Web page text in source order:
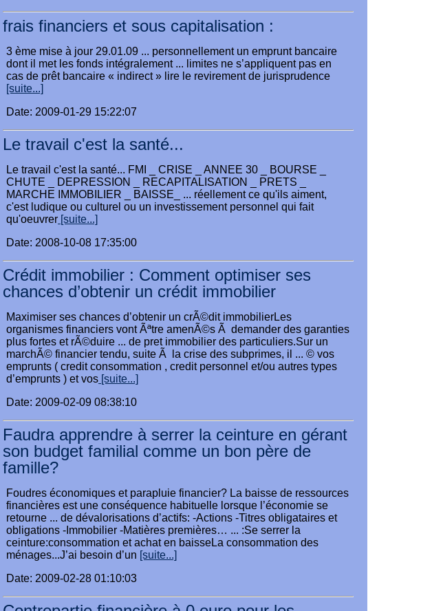
frais financiers et sous capitalisation :
3 ème mise à jour 29.01.09 ... personnellement un emprunt bancaire
dont il met les fonds intégralement ... limites ne s’appliquent pas en
cas de prêt bancaire « indirect » lire le revirement de jurisprudence
[suite...]
Date: 2009-01-29 15:22:07
Le travail c'est la santé...
Le travail c'est la santé... FMI _ CRISE _ ANNEE 30 _ BOURSE _
CHUTE _ DEPRESSION _ RECAPITALISATION _ PRETS _
MARCHE IMMOBILIER _ BAISSE_ ... réellement ce qu'ils aiment,
c'est ludique ou culturel ou un investissement personnel qui fait
qu'oeuvrer [suite...]
Date: 2008-10-08 17:35:00
Crédit immobilier : Comment optimiser ses
chances d’obtenir un crédit immobilier
Maximiser ses chances d’obtenir un crÃ©dit immobilierLes
organismes financiers vont Ãªtre amenÃ©s Ã demander des garanties
plus fortes et rÃ©duire ... de pret immobilier des particuliers.Sur un
marchÃ© financier tendu, suite Ã la crise des subprimes, il ... © vos
emprunts ( credit consommation , credit personnel et/ou autres types
d’emprunts ) et vos [suite...]
Date: 2009-02-09 08:38:10
Faudra apprendre à serrer la ceinture en gérant
son budget familial comme un bon père de
famille?
Foudres économiques et parapluie financier? La baisse de ressources
financières est une conséquence habituelle lorsque l’économie se
retourne ... de dévalorisations d’actifs: -Actions -Titres obligataires et
obligations -Immobilier -Matières premières… ... :Se serrer la
ceinture:consommation et achat en baisseLa consommation des
ménages...J’ai besoin d’un [suite...]
Date: 2009-02-28 01:10:03